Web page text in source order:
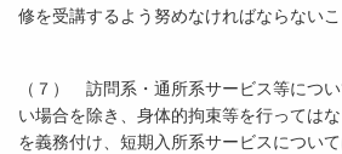
修を受講するよう努めなければならないこ
（７） 訪問系・通所系サービス等につ
い場合を除き、身体的拘束等を行っては
を義務付け、短期入所系サービスについ